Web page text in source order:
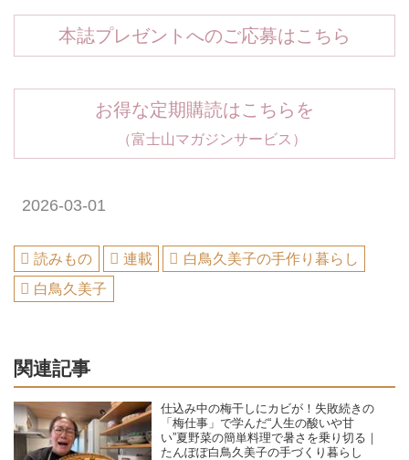
本誌プレゼントへのご応募はこちら
お得な定期購読はこちらを
（富士山マガジンサービス）
2026-03-01
読みもの 連載
白鳥久美子の手作り暮らし
白鳥久美子
関連記事
仕込み中の梅干しにカビが！失敗続きの
「梅仕事」で学んだ“人生の酸いや甘
い”夏野菜の簡単料理で暑さを乗り切る｜
たんぽぽ白鳥久美子の手づくり暮らし